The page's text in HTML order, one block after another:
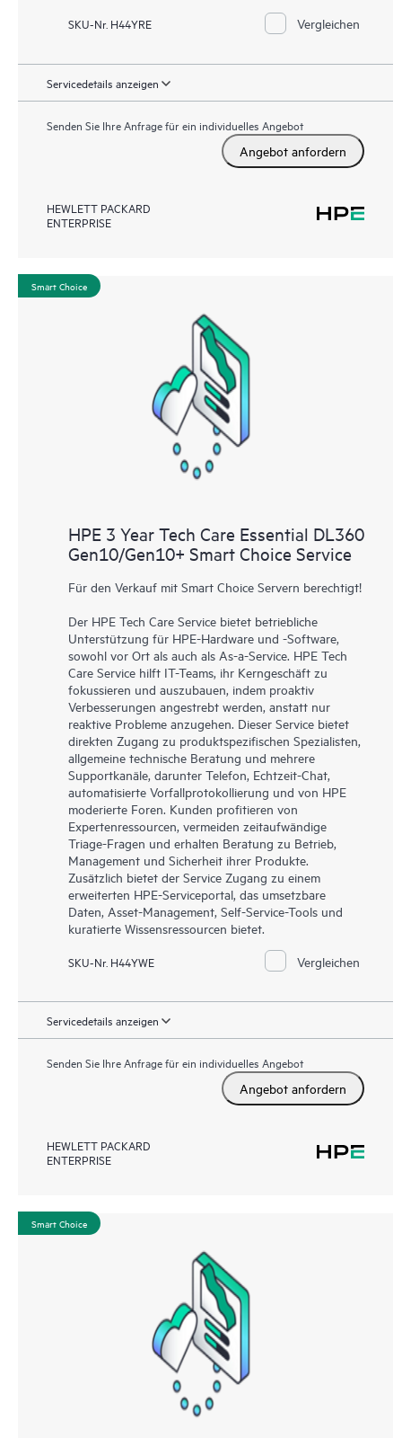
SKU-Nr. H44YRE Vergleichen
Servicedetails anzeigen
Senden Sie Ihre Anfrage für ein individuelles Angebot
Angebot anfordern
HEWLETT PACKARD
ENTERPRISE
Smart Choice
HPE 3 Year Tech Care Essential DL360
Gen10/Gen10+ Smart Choice Service
Für den Verkauf mit Smart Choice Servern berechtigt!
Der HPE Tech Care Service bietet betriebliche
Unterstützung für HPE-Hardware und -Software,
sowohl vor Ort als auch als As-a-Service. HPE Tech
Care Service hilft IT-Teams, ihr Kerngeschäft zu
fokussieren und auszubauen, indem proaktiv
Verbesserungen angestrebt werden, anstatt nur
reaktive Probleme anzugehen. Dieser Service bietet
direkten Zugang zu produktspezifischen Spezialisten,
allgemeine technische Beratung und mehrere
Supportkanäle, darunter Telefon, Echtzeit-Chat,
automatisierte Vorfallprotokollierung und von HPE
moderierte Foren. Kunden profitieren von
Expertenressourcen, vermeiden zeitaufwändige
Triage-Fragen und erhalten Beratung zu Betrieb,
Management und Sicherheit ihrer Produkte.
Zusätzlich bietet der Service Zugang zu einem
erweiterten HPE-Serviceportal, das umsetzbare
Daten, Asset-Management, Self-Service-Tools und
kuratierte Wissensressourcen bietet.
SKU-Nr. H44YWE Vergleichen
Servicedetails anzeigen
Senden Sie Ihre Anfrage für ein individuelles Angebot
Angebot anfordern
HEWLETT PACKARD
ENTERPRISE
Smart Choice